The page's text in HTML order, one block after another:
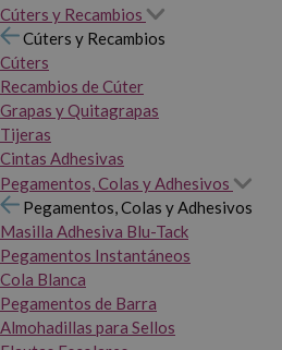
Cúters y Recambios
Cúters y Recambios
Cúters
Recambios de Cúter
Grapas y Quitagrapas
Tijeras
Cintas Adhesivas
Pegamentos, Colas y Adhesivos
Pegamentos, Colas y Adhesivos
Masilla Adhesiva Blu-Tack
Pegamentos Instantáneos
Cola Blanca
Pegamentos de Barra
Almohadillas para Sellos